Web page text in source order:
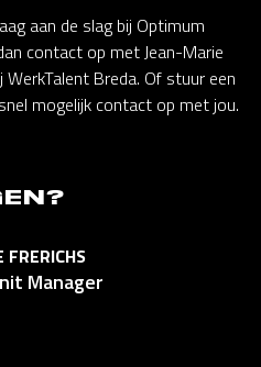
aan de slag bij Optimum
contact op met Jean-Marie
Breda. Of stuur een
mogelijk contact op met jou.
FRERICHS
Manager